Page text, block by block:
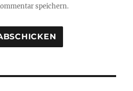
speichern.